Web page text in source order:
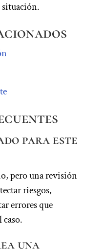
situación.
para este
pero una revisión
riesgos,
errores que
una